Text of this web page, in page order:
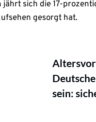
jährt sich die 17-
gesorgt hat.
sein: